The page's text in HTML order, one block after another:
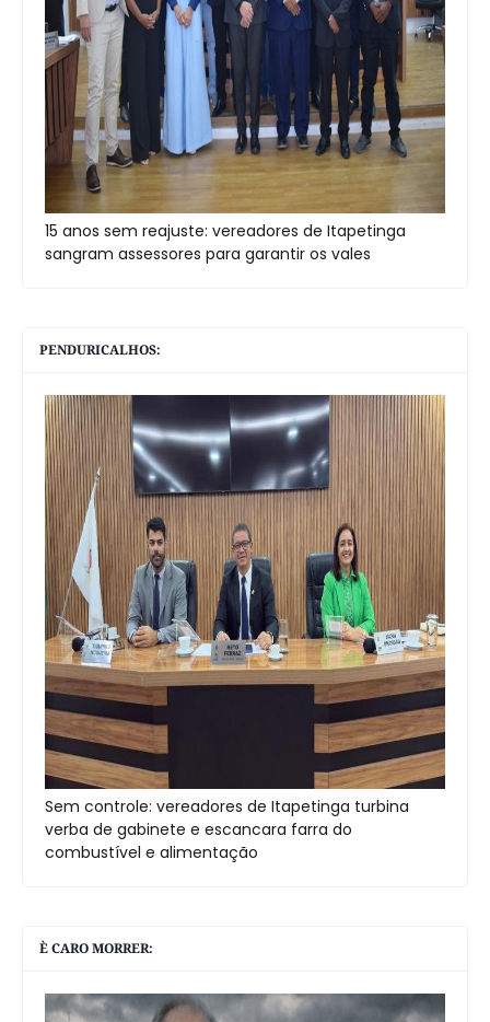
15 anos sem reajuste: vereadores de Itapetinga
sangram assessores para garantir os vales
PENDURICALHOS:
Sem controle: vereadores de Itapetinga turbina
verba de gabinete e escancara farra do
combustível e alimentação
È CARO MORRER: